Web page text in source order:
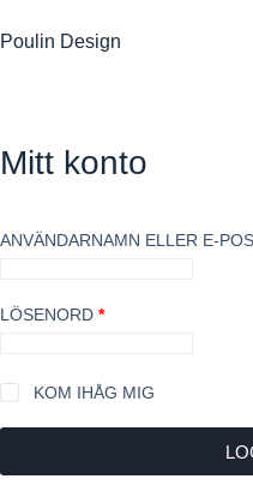
till
innehåll
Poulin Design
Mitt konto
ANVÄNDARNAMN ELLER E-
LÖSENORD *OBLIGATORISKT
KOM IHÅG MIG